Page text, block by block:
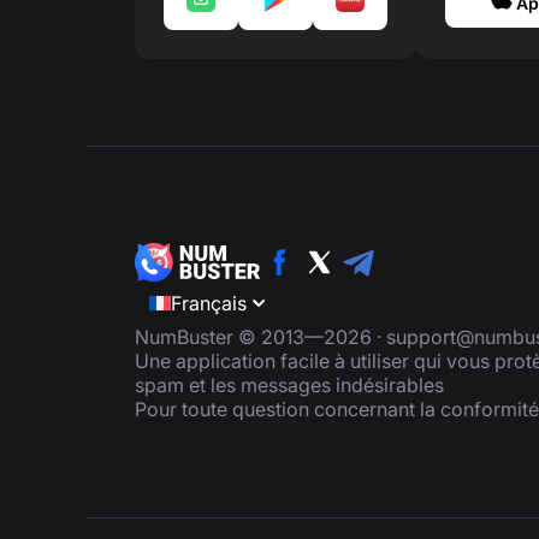
Français
NumBuster © 2013—2026 ·
Une application facile à utiliser qui vous
spam et les messages indésirables
Pour toute question concernant la conformité